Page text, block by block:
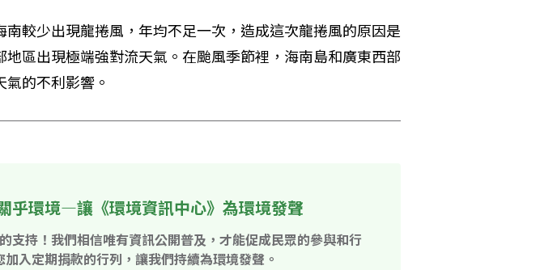
較少出現龍捲風，年均不足一次，造成這次龍捲風的原因是
區出現極端強對流天氣。在颱風季節裡，海南島和廣東西部
的不利影響。
乎環境—讓《環境資訊中心》為環境發聲
支持！我們相信唯有資訊公開普及，才能促成民眾的參與和行
加入定期捐款的行列，讓我們持續為環境發聲。